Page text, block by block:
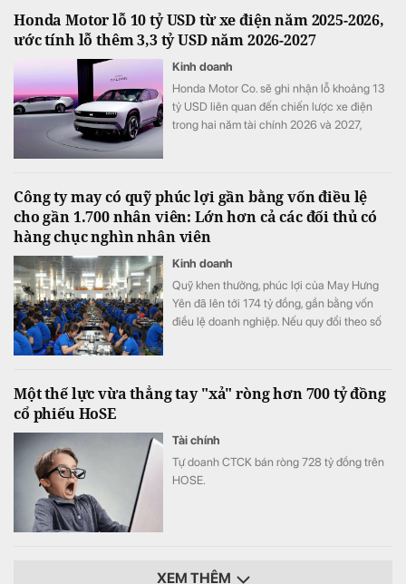
Honda Motor lỗ 10 tỷ USD từ xe điện năm 2025-2026,
ước tính lỗ thêm 3,3 tỷ USD năm 2026-2027
Kinh doanh
Honda Motor Co. sẽ ghi nhận lỗ khoảng 13
tỷ USD liên quan đến chiến lược xe điện
trong hai năm tài chính 2026 và 2027,
Công ty may có quỹ phúc lợi gần bằng vốn điều lệ
cho gần 1.700 nhân viên: Lớn hơn cả các đối thủ có
hàng chục nghìn nhân viên
Kinh doanh
Quỹ khen thưởng, phúc lợi của May Hưng
Yên đã lên tới 174 tỷ đồng, gần bằng vốn
điều lệ doanh nghiệp. Nếu quy đổi theo số
Một thế lực vừa thẳng tay "xả" ròng hơn 700 tỷ đồng
cổ phiếu HoSE
Tài chính
Tự doanh CTCK bán ròng 728 tỷ đồng trên
HOSE.
XEM THÊM